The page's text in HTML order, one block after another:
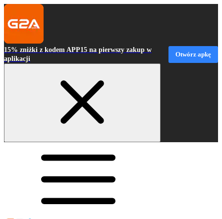
15% zniżki z kodem APP15 na pierwszy zakup w
aplikacji
Otwórz apkę